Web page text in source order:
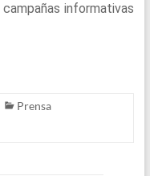
informativas
arPrensa